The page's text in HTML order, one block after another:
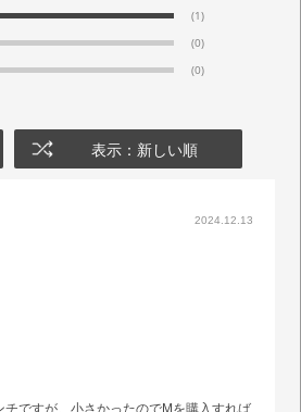
(1)
(0)
(0)
表示：新しい順
2024.12.13
ですが、小さかったのでMを購入すれば